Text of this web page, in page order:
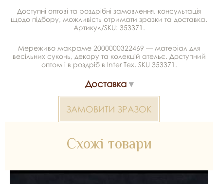
Доступні оптові та роздрібні замовлення, консультація
щодо підбору, можливість отримати зразки та доставка.
Артикул/SKU: 353371.
Мереживо макраме 2000000322469 — матеріал для
весільних суконь, декору та колекцій ательє. Доступний
оптом і в роздріб в Inter Tex, SKU 353371.
Доставка
ЗАМОВИТИ ЗРАЗОК
Схожі товари